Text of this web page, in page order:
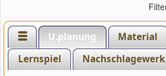
U.planung Material
Lernspiel
Nachschlagewerk